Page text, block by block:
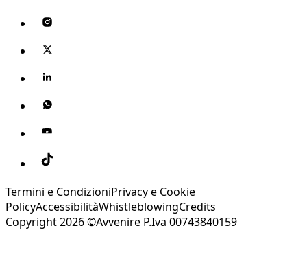
Termini e CondizioniPrivacy e Cookie
PolicyAccessibilitàWhistleblowingCredits
Copyright 2026 ©Avvenire P.Iva 00743840159